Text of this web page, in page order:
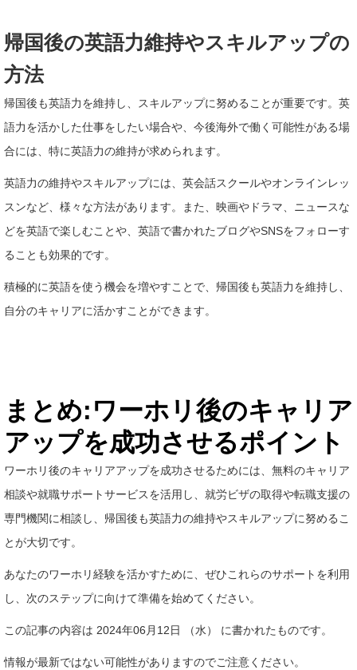
帰国後の英語力維持やスキルアップの
方法
帰国後も英語力を維持し、スキルアップに努めることが重要です。英
語力を活かした仕事をしたい場合や、今後海外で働く可能性がある場
合には、特に英語力の維持が求められます。
英語力の維持やスキルアップには、英会話スクールやオンラインレッ
スンなど、様々な方法があります。また、映画やドラマ、ニュースな
どを英語で楽しむことや、英語で書かれたブログやSNSをフォローす
ることも効果的です。
積極的に英語を使う機会を増やすことで、帰国後も英語力を維持し、
自分のキャリアに活かすことができます。
まとめ:ワーホリ後のキャリア
アップを成功させるポイント
ワーホリ後のキャリアアップを成功させるためには、無料のキャリア
相談や就職サポートサービスを活用し、就労ビザの取得や転職支援の
専門機関に相談し、帰国後も英語力の維持やスキルアップに努めるこ
とが大切です。
あなたのワーホリ経験を活かすために、ぜひこれらのサポートを利用
し、次のステップに向けて準備を始めてください。
この記事の内容は 2024年06月12日 （水） に書かれたものです。
情報が最新ではない可能性がありますのでご注意ください。